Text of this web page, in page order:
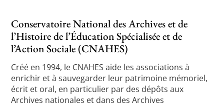
Conservatoire National des Archives et de
l’Histoire de l’Éducation Spécialisée et de
l’Action Sociale (CNAHES)
Créé en 1994, le CNAHES aide les associations à
enrichir et à sauvegarder leur patrimoine mémoriel,
écrit et oral, en particulier par des dépôts aux
Archives nationales et dans des Archives